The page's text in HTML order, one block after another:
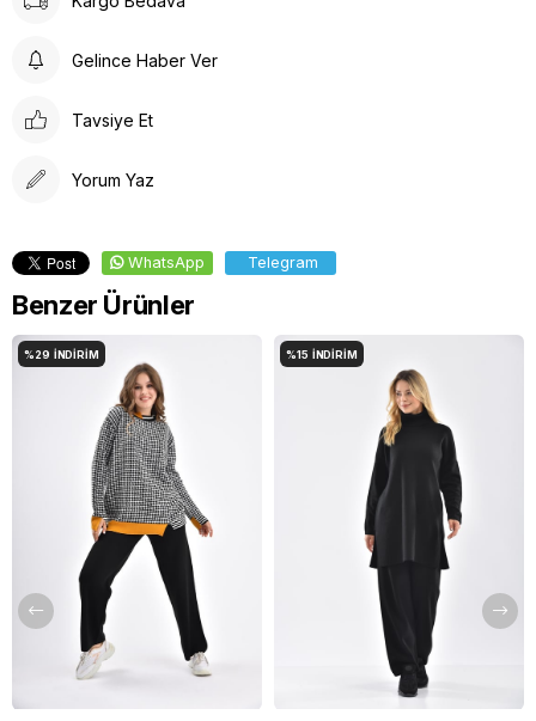
Düşük Isıda Ütüleme Yapınız
Gelince Haber Ver
Tavsiye Et
Yorum Yaz
WhatsApp Telegram
Benzer Ürünler
%29 İNDIRIM %15 İNDIRIM